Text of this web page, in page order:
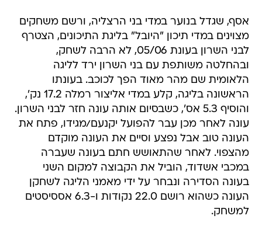
אסף, שגדל בנוער במדי בני הרצליה, ורשם משחקים
מצוינים במדי תיכון "היובל" בליגת התיכונים, הצטרף
לבני השרון בעונת 05/06, לא הרבה לשחק,
ובהחלטה משותפת עם בני השרון ירד לליגה
הלאומית שם מהר מאוד הפך לכוכב. בעונתו
הראשונה בליגה, קלע במדי אליצור רמלה 17.2 נק',
והוסיף 5.3 אס', כשבסיום אותה עונה חזר לבני השרון.
עונה לאחר מכן עבר להפועל יקנעם/מגידו, פתח את
העונה טוב אבל נפצע וסיים את העונה מוקדם
מהצפוי. לאחר שהתאושש חתם בעונה שעברה
במכבי אשדוד, הוביל את הקבוצה למקום השני
בעונה הסדירה ונבחר על ידי מאמני הליגה לשחקן
העונה כשהוא רושם 22.0 נקודות ו-6.3 אססיסטים
למשחק.